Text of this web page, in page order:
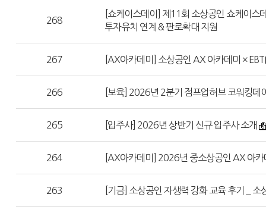
268
[쇼케이스데이] 제11회 소상공인 쇼케이스
투자유치 연계 & 판로확대 지원
267 [AX아카데미] 소상공인 AX 아카데미 ×
266 [보육] 2026년 2분기 점프업허브 코워킹데
265 [입주사] 2026년 상반기 신규 입주사 소개
264 [AX아카데미] 2026년 중소상공인 AX 아카
263 [기금] 소상공인 자생력 강화 교육 후기 _